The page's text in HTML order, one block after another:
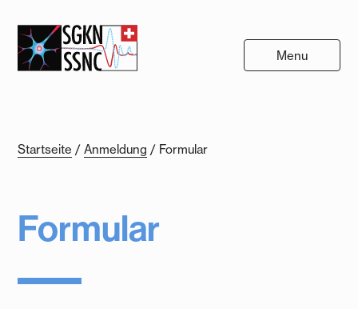
Menu
Startseite /Anmeldung / Formular
Formular